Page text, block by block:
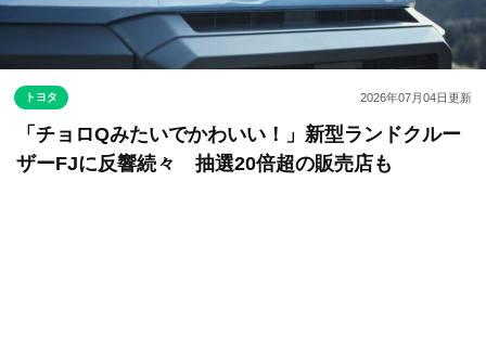
トヨタ 2026年07月04日更新
「チョロQみたいでかわいい！」新型ランドクルー
ザーFJに反響続々 抽選20倍超の販売店も